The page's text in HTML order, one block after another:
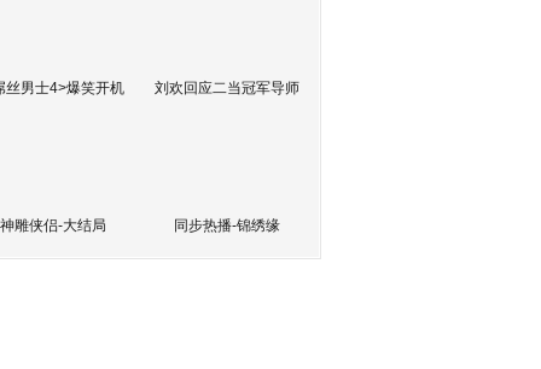
丝男士4>爆笑开机 刘欢回应二当冠军导师
神雕侠侣-大结局 同步热播-锦绣缘